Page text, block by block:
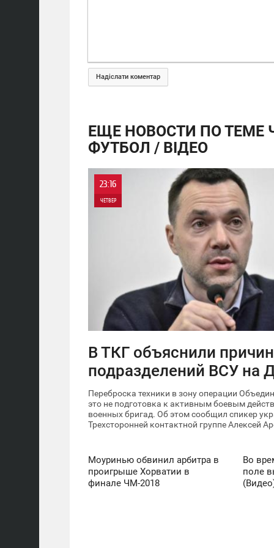
Надіслати коментар
ЕЩЕ НОВОСТИ ПО ТЕМЕ
ФУТБОЛ / ВІДЕО
23:16
ЧЕТВЕР
В ТКГ объяснили
подразделений ВСУ на
Переброска техники в зону операции
это не подготовка к активным боевым
военных бригад. Об этом сообщил спикер
Трехсторонней контактной группе Алексей
Моуринью обвинил арбитра в
проигрыше Хорватии в
финале ЧМ-2018
Во
поле